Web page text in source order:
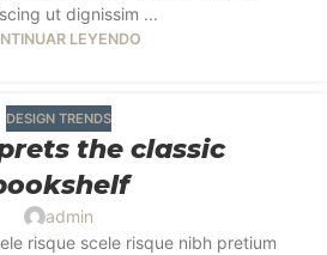
ut dignissim ...
LEYENDO
DESIGN TRENDS
the classic
admin
risque scele risque nibh pretium